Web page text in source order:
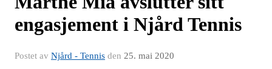
engasjement i Njård Tennis
Postet av Njård - Tennis den 25. mai 2020